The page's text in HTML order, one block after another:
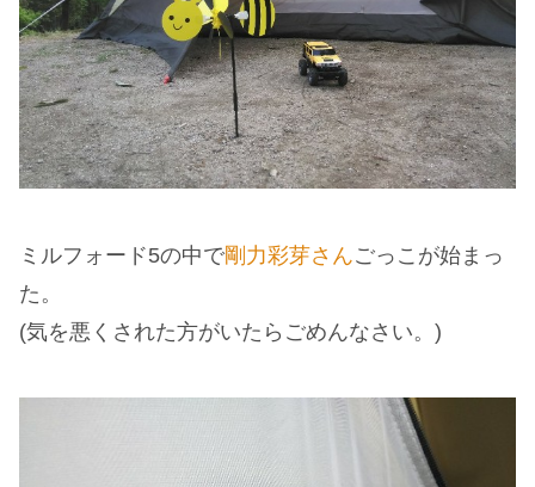
ミルフォード5の中で剛力彩芽さんごっこが始まっ
た。
(気を悪くされた方がいたらごめんなさい。)